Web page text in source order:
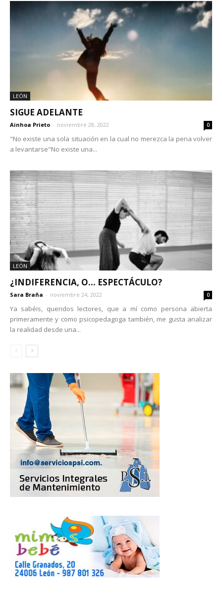
LEÓN
SIGUE ADELANTE
Ainhoa Prieto - noviembre 28, 2022 0
"No existe una sola situación en la cual no merezca la pena volver
a levantarse"No existe una...
LEÓN
¿INDIFERENCIA, O… ESPECTÁCULO?
Sara Braña - noviembre 24, 2022 0
Ya sabéis, queridos lectores, que a mí como persona abierta
primeramente y como psicopedagoga también, me gusta analizar
la realidad desde una...